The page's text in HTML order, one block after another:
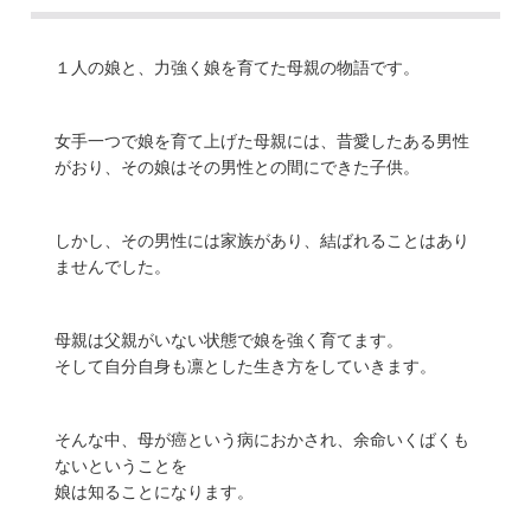
１人の娘と、力強く娘を育てた母親の物語です。
女手一つで娘を育て上げた母親には、昔愛したある男性
がおり、その娘はその男性との間にできた子供。
しかし、その男性には家族があり、結ばれることはあり
ませんでした。
母親は父親がいない状態で娘を強く育てます。
そして自分自身も凛とした生き方をしていきます。
そんな中、母が癌という病におかされ、余命いくばくも
ないということを
娘は知ることになります。